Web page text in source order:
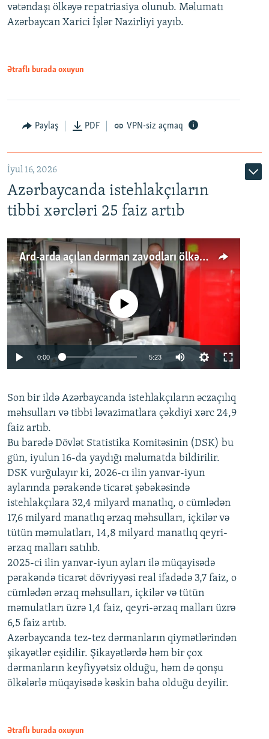
vətəndaşı ölkəyə repatriasiya olunub. Məlumatı
Azərbaycan Xarici İşlər Nazirliyi yayıb.
Ətraflı burada oxuyun
Paylaş PDF VPN-siz açmaq
İyul 16, 2026
Azərbaycanda istehlakçıların
tibbi xərcləri 25 faiz artıb
Ard-arda açılan dərman zavodları ölkənin tələbatını ödəyirmi?
Auto 240p 360p 480p
720p 1080p
No media source currently available
0:00 5:23
360p
480p
720p
1080p
Son bir ildə Azərbaycanda istehlakçıların əczaçılıq
məhsulları və tibbi ləvazimatlara çəkdiyi xərc 24,9
faiz artıb.
Bu barədə Dövlət Statistika Komitəsinin (DSK) bu
gün, iyulun 16-da yaydığı məlumatda bildirilir.
DSK vurğulayır ki, 2026-cı ilin yanvar-iyun
aylarında pərakəndə ticarət şəbəkəsində
istehlakçılara 32,4 milyard manatlıq, o cümlədən
17,6 milyard manatlıq ərzaq məhsulları, içkilər və
tütün məmulatları, 14,8 milyard manatlıq qeyri-
ərzaq malları satılıb.
2025-ci ilin yanvar-iyun ayları ilə müqayisədə
pərakəndə ticarət dövriyyəsi real ifadədə 3,7 faiz, o
cümlədən ərzaq məhsulları, içkilər və tütün
məmulatları üzrə 1,4 faiz, qeyri-ərzaq malları üzrə
6,5 faiz artıb.
Azərbaycanda tez-tez dərmanların qiymətlərindən
şikayətlər eşidilir. Şikayətlərdə həm bir çox
dərmanların keyfiyyətsiz olduğu, həm də qonşu
ölkələrlə müqayisədə kəskin baha olduğu deyilir.
Ətraflı burada oxuyun